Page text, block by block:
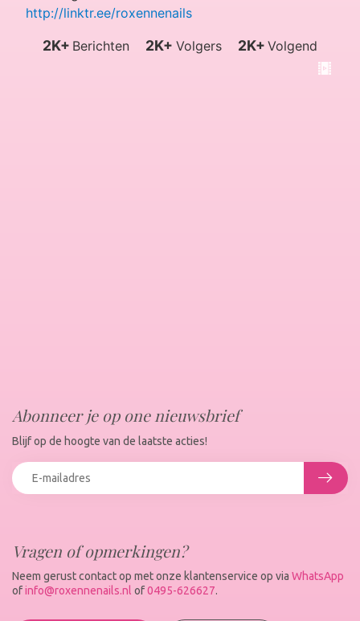
Vragen of opmerkingen?
Neem gerust contact op met onze klantenservice op via WhatsApp
ofinfo@roxennenails.nl of0495-626627.
Abonneer je op one nieuwsbrief
Blijf op de hoogte van de laatste acties!